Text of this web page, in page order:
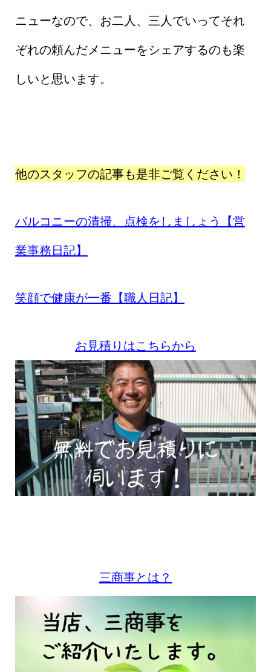
ニューなので、お二人、三人でいってそれ
ぞれの頼んだメニューをシェアするのも楽
しいと思います。
他のスタッフの記事も是非ご覧ください！
バルコニーの清掃、点検をしましょう【営
業事務日記】
笑顔で健康が一番【職人日記】
お見積りはこちらから
三商事とは？